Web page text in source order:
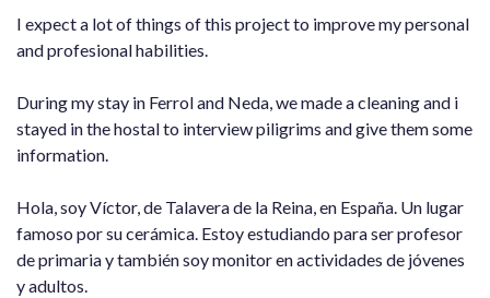
I expect a lot of things of this project to improve my personal
and profesional habilities.
During my stay in Ferrol and Neda, we made a cleaning and i
stayed in the hostal to interview piligrims and give them some
information.
Hola, soy Víctor, de Talavera de la Reina, en España. Un lugar
famoso por su cerámica. Estoy estudiando para ser profesor
de primaria y también soy monitor en actividades de jóvenes
y adultos.